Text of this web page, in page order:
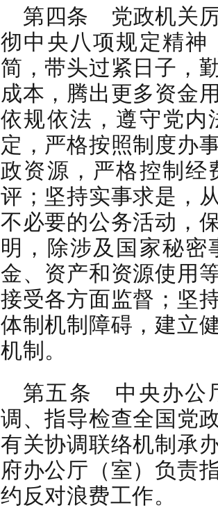
第四条 党政机关
彻中央八项规定精
简，带头过紧日子，
成本，腾出更多资金
依规依法，遵守党
定，严格按照制度办
政资源，严格控制
评；坚持实事求是，
不必要的公务活动，
明，除涉及国家秘
金、资产和资源使用
接受各方面监督；坚
体制机制障碍，建立
机制。
第五条 中央办公
调、指导检查全国党
有关协调联络机制承
府办公厅（室）负责
约反对浪费工作。